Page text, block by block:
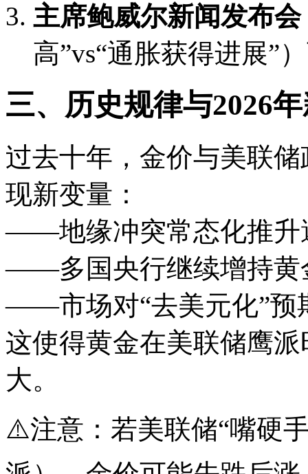
主席鲍威尔新闻发布会
高”vs“通胀获得进展”
三、历史规律与2026
过去十年，金价与美联
现新变量：
——地缘冲突常态化推升
——多国央行继续增持黄
——市场对“去美元化”预
这使得黄金在美联储鹰
大。
⚠️注意：若美联储“嘴硬